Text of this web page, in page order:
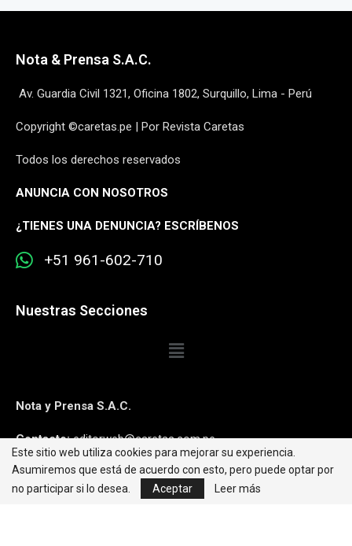
Nota & Prensa S.A.C.
Av. Guardia Civil 1321, Oficina 1802, Surquillo, Lima - Perú
Copyright ©caretas.pe | Por Revista Caretas
Todos los derechos reservados
ANUNCIA CON NOSOTROS
¿TIENES UNA DENUNCIA? ESCRÍBENOS
+51 961-602-710
Nuestras Secciones
Nota y Prensa S.A.C.
Contacto:editorweb@caretas.com.pe
Síguenos:
Este sitio web utiliza cookies para mejorar su experiencia.
Asumiremos que está de acuerdo con esto, pero puede optar por
no participar si lo desea.
Aceptar Leer más